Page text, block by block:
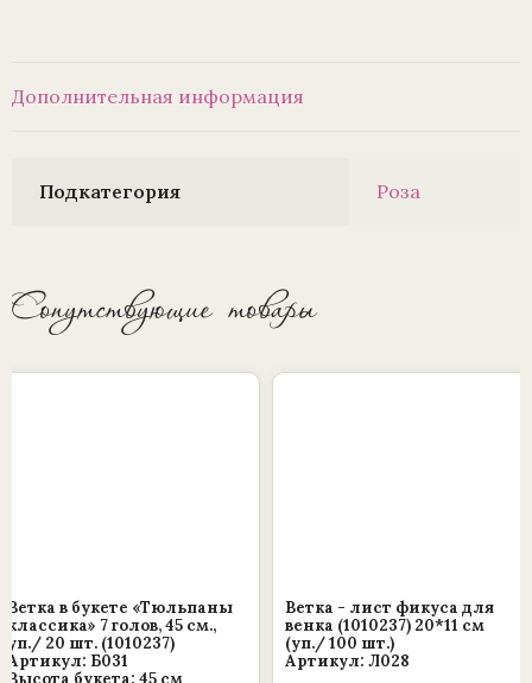
Дополнительная информация
Подкатегория Роза
Сопутствующие товары
Ветка в букете «Тюльпаны
классика» 7 голов, 45 см.,
уп./ 20 шт. (1010237)
Артикул: Б031
Высота букета: 45 см
Ветка - лист фикуса для
венка (1010237) 20*11 см
(уп./ 100 шт.)
Артикул: Л028